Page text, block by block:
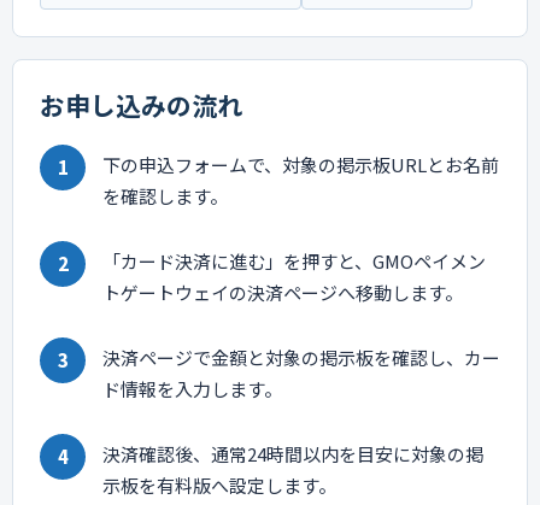
お申し込みの流れ
下の申込フォームで、対象の掲示板URLとお名前
を確認します。
「カード決済に進む」を押すと、GMOペイメン
トゲートウェイの決済ページへ移動します。
決済ページで金額と対象の掲示板を確認し、カー
ド情報を入力します。
決済確認後、通常24時間以内を目安に対象の掲
示板を有料版へ設定します。